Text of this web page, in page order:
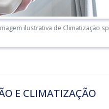
ilustrativa de Climatização sp
E CLIMATIZAÇÃO